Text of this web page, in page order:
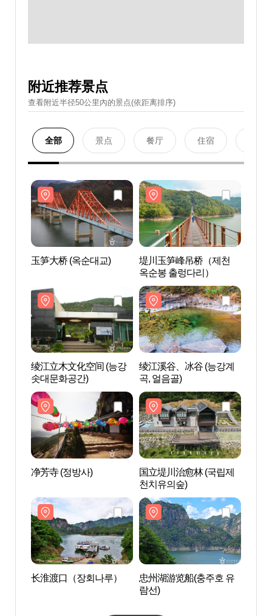
附近推荐景点
查看附近半径50公里內的景点(依距离排序)
全部 景点 餐厅 住宿
玉笋大桥 (옥순대교)
堤川玉笋峰吊桥（제천
옥순봉 출렁다리）
绫江立木文化空间 (능강
솟대문화공간)
绫江溪谷、冰谷 (능강계
곡, 얼음골)
净芳寺 (정방사)
国立堤川治愈林 (국립제
천치유의숲)
长淮渡口（장회나루）
忠州湖游览船(충주호 유
람선)